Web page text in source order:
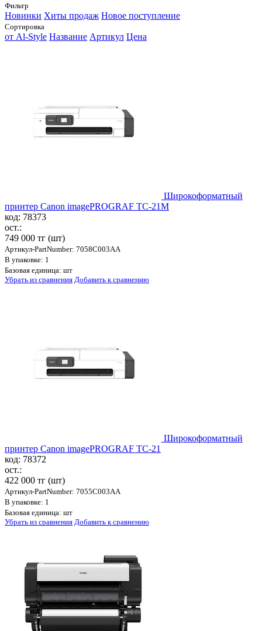
Фильтр
Новинки Хиты продаж Новое поступление
Сортировка
от Al-Style Название Артикул Цена
Широкоформатный
принтер Canon imagePROGRAF TC-21M
код: 78373
ост.:
749 000 тг (шт)
Артикул-PartNumber: 7058C003AA
В упаковке: 1
Базовая единица: шт
Убрать из сравнения Добавить к сравнению
Широкоформатный
принтер Canon imagePROGRAF TC-21
код: 78372
ост.:
422 000 тг (шт)
Артикул-PartNumber: 7055C003AA
В упаковке: 1
Базовая единица: шт
Убрать из сравнения Добавить к сравнению